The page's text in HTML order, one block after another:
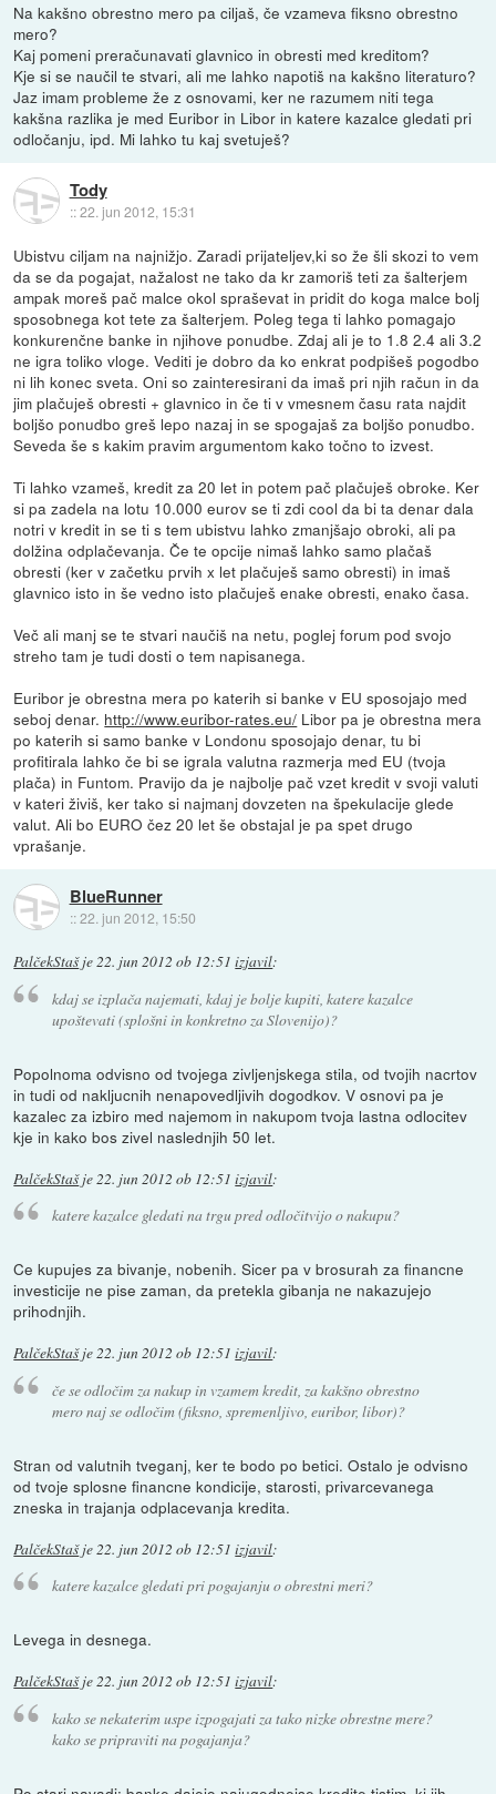
Na kakšno obrestno mero pa ciljaš, če vzameva fiksno obrestno
mero?
Kaj pomeni preračunavati glavnico in obresti med kreditom?
Kje si se naučil te stvari, ali me lahko napotiš na kakšno literaturo?
Jaz imam probleme že z osnovami, ker ne razumem niti tega
kakšna razlika je med Euribor in Libor in katere kazalce gledati pri
odločanju, ipd. Mi lahko tu kaj svetuješ?
Tody
::22. jun 2012, 15:31
Ubistvu ciljam na najnižjo. Zaradi prijateljev,ki so že šli skozi to vem
da se da pogajat, nažalost ne tako da kr zamoriš teti za šalterjem
ampak moreš pač malce okol spraševat in pridit do koga malce bolj
sposobnega kot tete za šalterjem. Poleg tega ti lahko pomagajo
konkurenčne banke in njihove ponudbe. Zdaj ali je to 1.8 2.4 ali 3.2
ne igra toliko vloge. Vediti je dobro da ko enkrat podpišeš pogodbo
ni lih konec sveta. Oni so zainteresirani da imaš pri njih račun in da
jim plačuješ obresti + glavnico in če ti v vmesnem času rata najdit
boljšo ponudbo greš lepo nazaj in se spogajaš za boljšo ponudbo.
Seveda še s kakim pravim argumentom kako točno to izvest.
Ti lahko vzameš, kredit za 20 let in potem pač plačuješ obroke. Ker
si pa zadela na lotu 10.000 eurov se ti zdi cool da bi ta denar dala
notri v kredit in se ti s tem ubistvu lahko zmanjšajo obroki, ali pa
dolžina odplačevanja. Če te opcije nimaš lahko samo plačaš
obresti (ker v začetku prvih x let plačuješ samo obresti) in imaš
glavnico isto in še vedno isto plačuješ enake obresti, enako časa.
Več ali manj se te stvari naučiš na netu, poglej forum pod svojo
streho tam je tudi dosti o tem napisanega.
Euribor je obrestna mera po katerih si banke v EU sposojajo med
seboj denar. http://www.euribor-rates.eu/ Libor pa je obrestna mera
po katerih si samo banke v Londonu sposojajo denar, tu bi
profitirala lahko če bi se igrala valutna razmerja med EU (tvoja
plača) in Funtom. Pravijo da je najbolje pač vzet kredit v svoji valuti
v kateri živiš, ker tako si najmanj dovzeten na špekulacije glede
valut. Ali bo EURO čez 20 let še obstajal je pa spet drugo
vprašanje.
BlueRunner
::22. jun 2012, 15:50
PalčekStašje22. jun 2012 ob 12:51 izjavil:
kdaj se izplača najemati, kdaj je bolje kupiti, katere kazalce
upoštevati (splošni in konkretno za Slovenijo)?
Popolnoma odvisno od tvojega zivljenjskega stila, od tvojih nacrtov
in tudi od nakljucnih nenapovedljivih dogodkov. V osnovi pa je
kazalec za izbiro med najemom in nakupom tvoja lastna odlocitev
kje in kako bos zivel naslednjih 50 let.
PalčekStašje22. jun 2012 ob 12:51 izjavil:
katere kazalce gledati na trgu pred odločitvijo o nakupu?
Ce kupujes za bivanje, nobenih. Sicer pa v brosurah za financne
investicije ne pise zaman, da pretekla gibanja ne nakazujejo
prihodnjih.
PalčekStašje22. jun 2012 ob 12:51 izjavil:
če se odločim za nakup in vzamem kredit, za kakšno obrestno
mero naj se odločim (fiksno, spremenljivo, euribor, libor)?
Stran od valutnih tveganj, ker te bodo po betici. Ostalo je odvisno
od tvoje splosne financne kondicije, starosti, privarcevanega
zneska in trajanja odplacevanja kredita.
PalčekStašje22. jun 2012 ob 12:51 izjavil:
katere kazalce gledati pri pogajanju o obrestni meri?
Levega in desnega.
PalčekStašje22. jun 2012 ob 12:51 izjavil:
kako se nekaterim uspe izpogajati za tako nizke obrestne mere?
kako se pripraviti na pogajanja?